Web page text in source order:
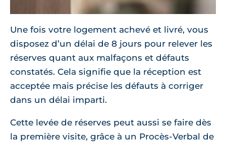
Une fois votre logement achevé et livré, vous
disposez d’un délai de 8 jours pour relever les
réserves quant aux malfaçons et défauts
constatés. Cela signifie que la réception est
acceptée mais précise les défauts à corriger
dans un délai imparti.
Cette levée de réserves peut aussi se faire dès
la première visite, grâce à un Procès-Verbal de